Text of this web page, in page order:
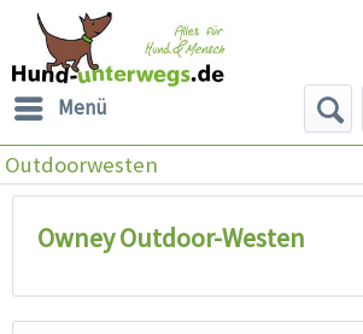
Menü
Outdoorwesten
Owney Outdoor-Westen